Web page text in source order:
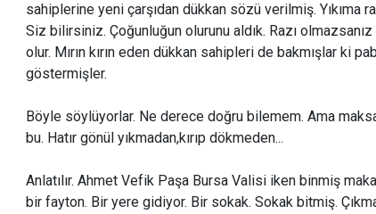
sahiplerine yeni çarşıdan dükkan sözü verilmiş. Yıkıma
Siz bilirsiniz. Çoğunluğun olurunu aldık. Razı
olur. Mırın kırın eden dükkan sahipleri de bakmışlar ki
göstermişler.
Böyle söylüyorlar. Ne derece doğru bilemem. Ama
bu. Hatır gönül yıkmadan,kırıp dökmeden...
Anlatılır. Ahmet Vefik Paşa Bursa Valisi iken binmiş
bir fayton. Bir yere gidiyor. Bir sokak. Sokak bitmiş.